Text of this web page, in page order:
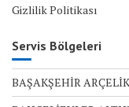
Gizlilik Politikası
Servis Bölgeleri
BAŞAKŞEHİR